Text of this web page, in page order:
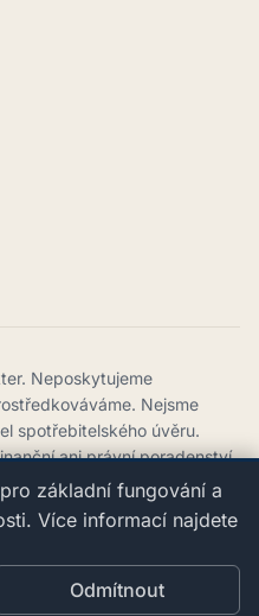
Neposkytujeme
Nejsme
spotřebitelského úvěru.
ani právní poradenství.
základní fungování a
Více informací najdete
Odmítnout